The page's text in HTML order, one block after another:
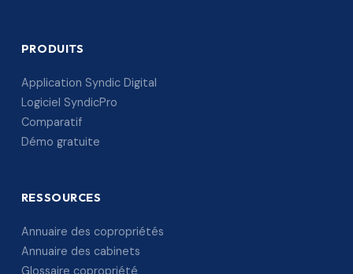
PRODUITS
Application Syndic Digital
Logiciel SyndicPro
Comparatif
Démo gratuite
RESSOURCES
Annuaire des copropriétés
Annuaire des cabinets
Glossaire copropriété